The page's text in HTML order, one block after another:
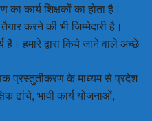
का कार्य शिक्षकों का होता है।
करने की भी जिम्मेदारी है।
है। हमारे द्वारा किये जाने वाले अच्छे
प्रस्तुतीकरण के माध्यम से प्रदेश
ढांचे, भावी कार्य योजनाओं,